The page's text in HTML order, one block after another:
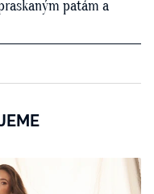
patám a